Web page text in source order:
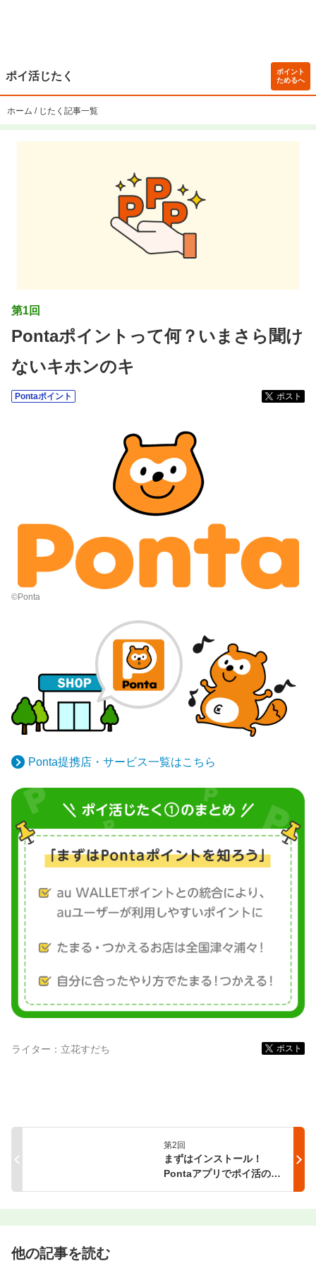
ポイ活じたく
ポイント
ためるへ
ホーム じたく記事一覧
第1回
Pontaポイントって何？いまさら聞け
ないキホンのキ
Pontaポイント ポスト
©Ponta
Ponta提携店・サービス一覧はこちら
ライター： 立花すだち ポスト
第2 回
まずはインストール！
Pontaアプリでポイ活の準
他の記事を読む